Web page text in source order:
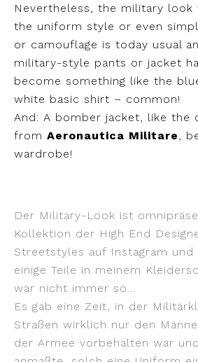
Nevertheless, the military look
the uniform style or even
or camouflage is today usual
military-style pants or jacket
become something like the
white basic shirt – common!
And: A bomber jacket, like the
from Aeronautica Militare
,
wardrobe!
Der Military-Look ist
Kollektion der High End
Streetstyles auf Instagram und
einige Teile in meinem
war nicht immer so…
Es gab eine Zeit, in der
Straßen wirklich nur den
der Armee vorbehalten war